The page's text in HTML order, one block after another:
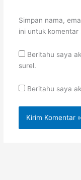
Simpan nama,
ini untuk
Beritahu saya
surel.
Beritahu saya